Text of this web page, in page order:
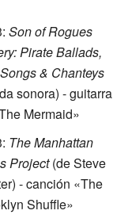
Son of Rogues
Pirate Ballads,
& Chanteys
sonora) - guitarra
Mermaid»
The Manhattan
Project(de Steve
- canción «The
Shuffle»